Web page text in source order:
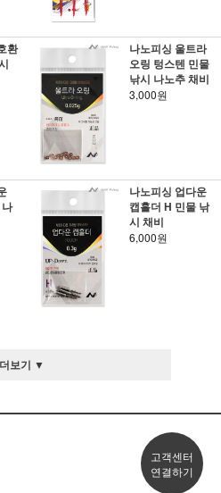
환
나노피싱 울트라
오링 텅스텐 민물
낚시 나노추 채비
3,000원
나노피싱 업다운
캡홀더 H 민물 낚
시 채비
6,000원
더보기 ▼
고객센터
연결하기